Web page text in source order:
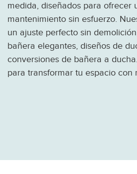
medida, diseñados para ofrecer
mantenimiento sin esfuerzo.
un ajuste perfecto sin
bañera elegantes, diseños de
conversiones de bañera a
para transformar tu espacio con